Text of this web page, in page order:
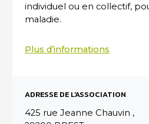
individuel ou en collectif,
maladie.
Plus d’informations
ADRESSE DE L'ASSOCIATION
425 rue Jeanne Chauvin ,